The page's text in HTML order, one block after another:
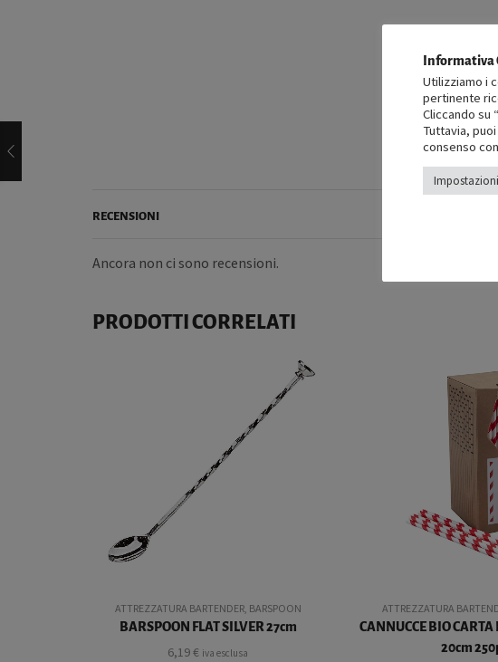
RECENSIONI
Ancora non ci sono recensioni.
PRODOTTI CORRELATI
ATTREZZATURA BARTENDER, BARSPOON
BARSPOON FLAT SILVER 27cm
6,19€ iva esclusa
ATTREZZATURA
CANNUCCE BIO
20cm
Informativa
Utilizziamo i
pertinente
Cliccando su
Tuttavia,
consenso